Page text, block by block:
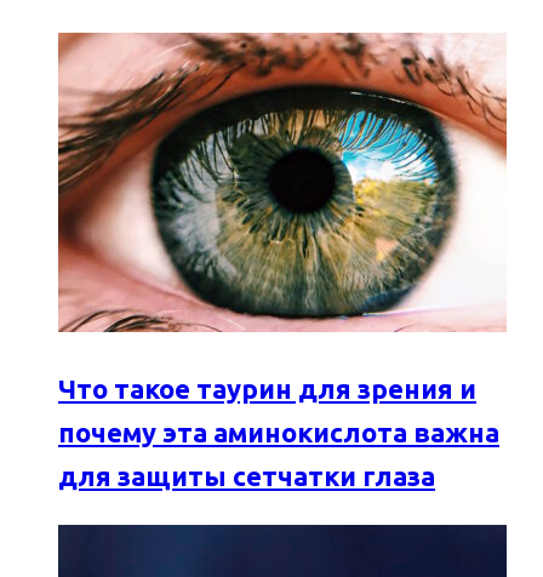
Что такое таурин для зрения и
почему эта аминокислота важна
для защиты сетчатки глаза